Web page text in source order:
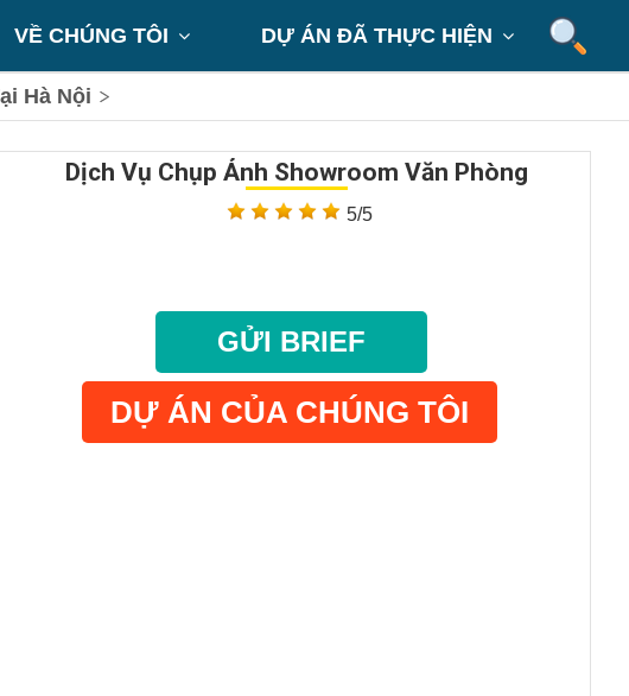
DỰ ÁN ĐÃ THỰC HIỆN 
VỀ CHÚNG TÔI 
Hà Nội
Dịch Vụ Chụp Ảnh Showroom Văn Phòng
5/5
GỬI BRIEF
DỰ ÁN CỦA CHÚNG TÔI